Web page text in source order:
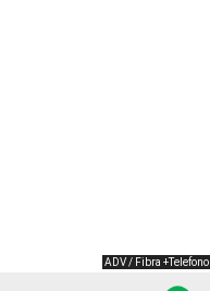
ADV / Fibra +Telefono